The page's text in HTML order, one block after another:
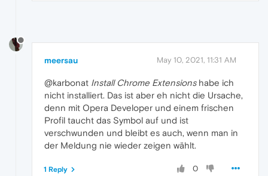
meersau May 10, 2021, 11:31 AM
@karbonat Install Chrome Extensionshabe ich
nicht installiert. Das ist aber eh nicht die Ursache,
denn mit Opera Developer und einem frischen
Profil taucht das Symbol auf und ist
verschwunden und bleibt es auch, wenn man in
der Meldung nie wieder zeigen wählt.
0
1 Reply